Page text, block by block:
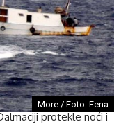
More / Foto: Fena
protekle noći i